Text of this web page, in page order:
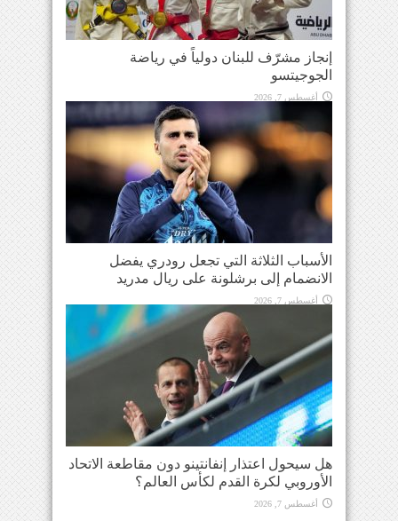
إنجاز مشرّف للبنان دولياً في رياضة
الجوجيتسو
أغسطس 7, 2026
الأسباب الثلاثة التي تجعل رودري يفضل
الانضمام إلى برشلونة على ريال مدريد
أغسطس 7, 2026
هل سيحول اعتذار إنفانتينو دون مقاطعة الاتحاد
الأوروبي لكرة القدم لكأس العالم؟
أغسطس 7, 2026